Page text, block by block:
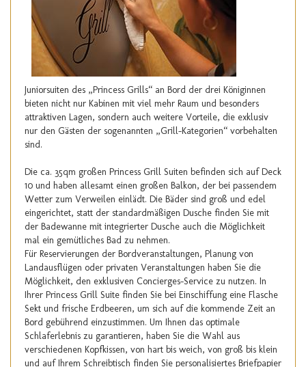
Juniorsuiten des „Princess Grills“ an Bord der drei Königinnen
bieten nicht nur Kabinen mit viel mehr Raum und besonders
attraktiven Lagen, sondern auch weitere Vorteile, die exklusiv
nur den Gästen der sogenannten „Grill-Kategorien“ vorbehalten
sind.
Die ca. 35qm großen Princess Grill Suiten befinden sich auf Deck
10 und haben allesamt einen großen Balkon, der bei passendem
Wetter zum Verweilen einlädt. Die Bäder sind groß und edel
eingerichtet, statt der standardmäßigen Dusche finden Sie mit
der Badewanne mit integrierter Dusche auch die Möglichkeit
mal ein gemütliches Bad zu nehmen.
Für Reservierungen der Bordveranstaltungen, Planung von
Landausflügen oder privaten Veranstaltungen haben Sie die
Möglichkeit, den exklusiven Concierges-Service zu nutzen. In
Ihrer Princess Grill Suite finden Sie bei Einschiffung eine Flasche
Sekt und frische Erdbeeren, um sich auf die kommende Zeit an
Bord gebührend einzustimmen. Um Ihnen das optimale
Schlaferlebnis zu garantieren, haben Sie die Wahl aus
verschiedenen Kopfkissen, von hart bis weich, von groß bis klein
und auf Ihrem Schreibtisch finden Sie personalisiertes Briefpapier